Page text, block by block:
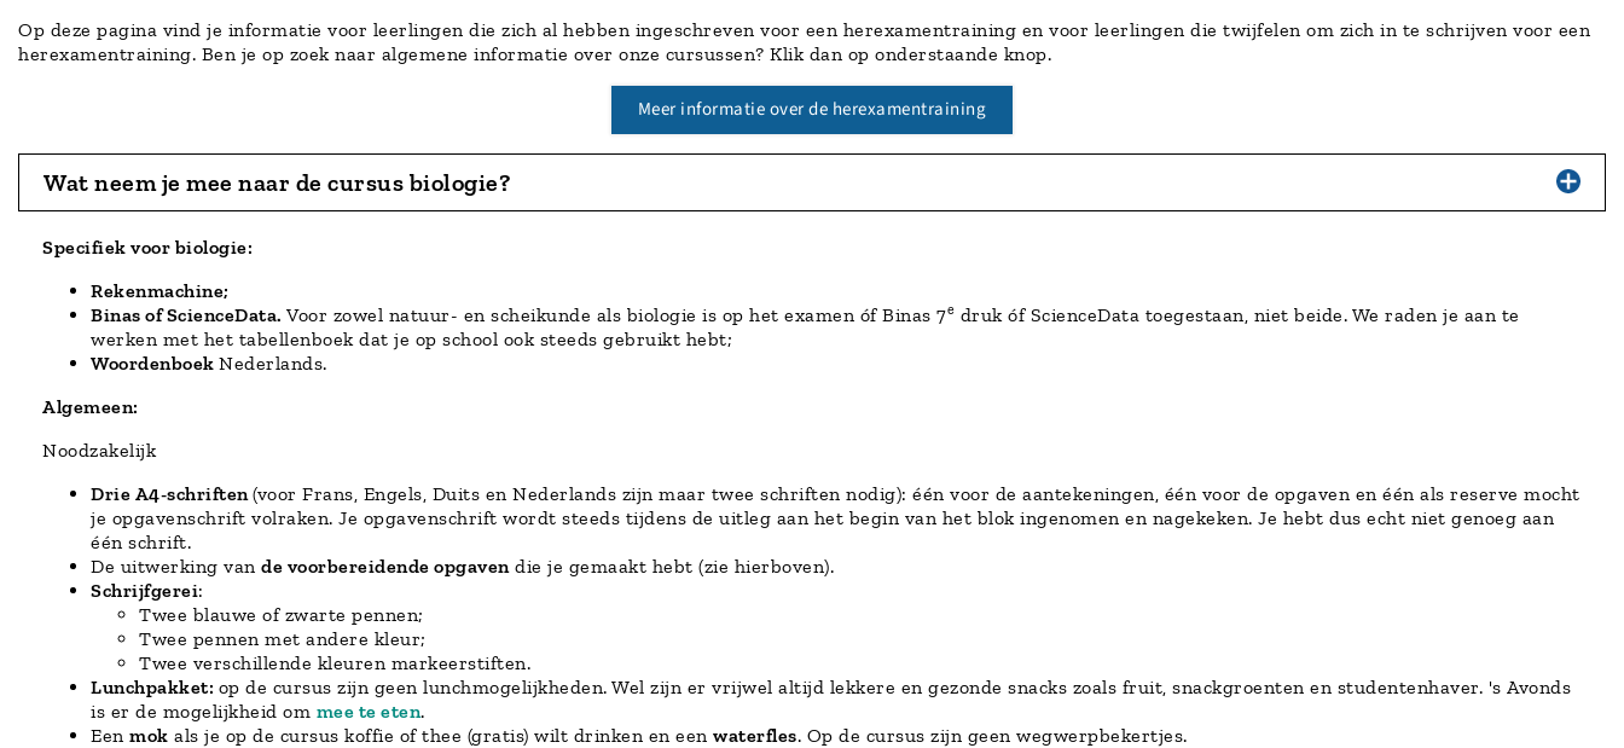
Op deze pagina vind je informatie voor leerlingen die zich al hebben ingeschreven voor een herexamentraining en voor leerlingen die twijfelen om zich in te schrijven voor een
herexamentraining. Ben je op zoek naar algemene informatie over onze cursussen? Klik dan op onderstaande knop.
Meer informatie over de herexamentraining
Wat neem je mee naar de cursus biologie?
Specifiek voor biologie:
Rekenmachine;
Binas of ScienceData. Voor zowel natuur- en scheikunde als biologie is op het examen óf Binas 7e druk óf ScienceData toegestaan, niet beide. We raden je aan te
werken met het tabellenboek dat je op school ook steeds gebruikt hebt;
Woordenboek Nederlands.
Algemeen:
Noodzakelijk
Drie A4-schriften(voor Frans, Engels, Duits en Nederlands zijn maar twee schriften nodig): één voor de aantekeningen, één voor de opgaven en één als reserve mocht
je opgavenschrift volraken. Je opgavenschrift wordt steeds tijdens de uitleg aan het begin van het blok ingenomen en nagekeken. Je hebt dus echt niet genoeg aan
één schrift.
De uitwerking van de voorbereidende opgavendie je gemaakt hebt (zie hierboven).
Schrijfgerei:
Twee blauwe of zwarte pennen;
Twee pennen met andere kleur;
Twee verschillende kleuren markeerstiften.
Lunchpakket: op de cursus zijn geen lunchmogelijkheden. Wel zijn er vrijwel altijd lekkere en gezonde snacks zoals fruit, snackgroenten en studentenhaver. 's Avonds
is er de mogelijkheid om mee te eten.
Een mok als je op de cursus koffie of thee (gratis) wilt drinken en een waterfles. Op de cursus zijn geen wegwerpbekertjes.